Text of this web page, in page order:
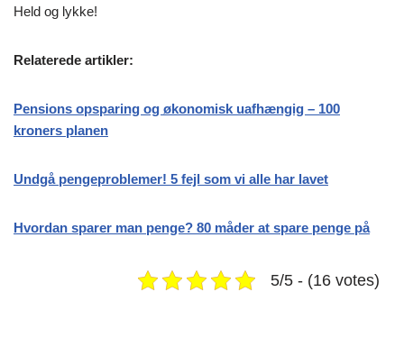
Held og lykke!
Relaterede artikler:
Pensions opsparing og økonomisk uafhængig – 100
kroners planen
Undgå pengeproblemer! 5 fejl som vi alle har lavet
Hvordan sparer man penge? 80 måder at spare penge på
5/5 - (16 votes)